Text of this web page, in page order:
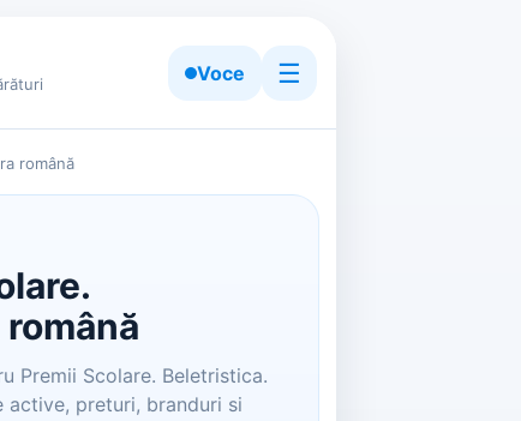
Voce ☰
română
Premii Scolare. Beletristica.
active, preturi, branduri si